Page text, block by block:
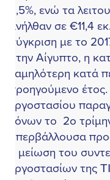
ενώ τα
σε €11,4 εκ.
με το 2017.
Αίγυπτο, η
κατά
έτος.
το 2ο τρίμηνο
του
της